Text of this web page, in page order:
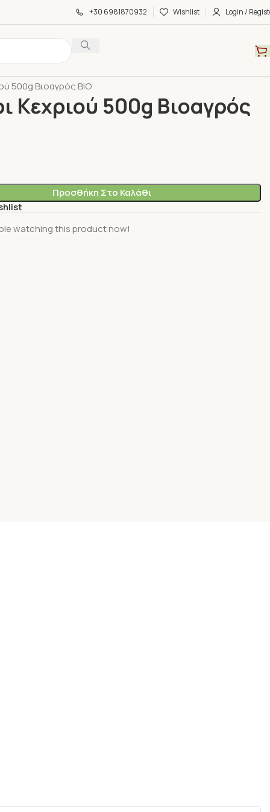
+30 6981870932 Wishlist Login /
500g Βιοαγρός ΒΙΟ
Κεχριού 500g Βιοαγρός
Προσθήκη Στο Καλάθι
watching this product now!